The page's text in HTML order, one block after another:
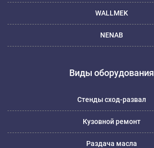
WALLMEK
NENAB
Виды оборудования
Стенды сход-развал
Кузовной ремонт
Раздача масла